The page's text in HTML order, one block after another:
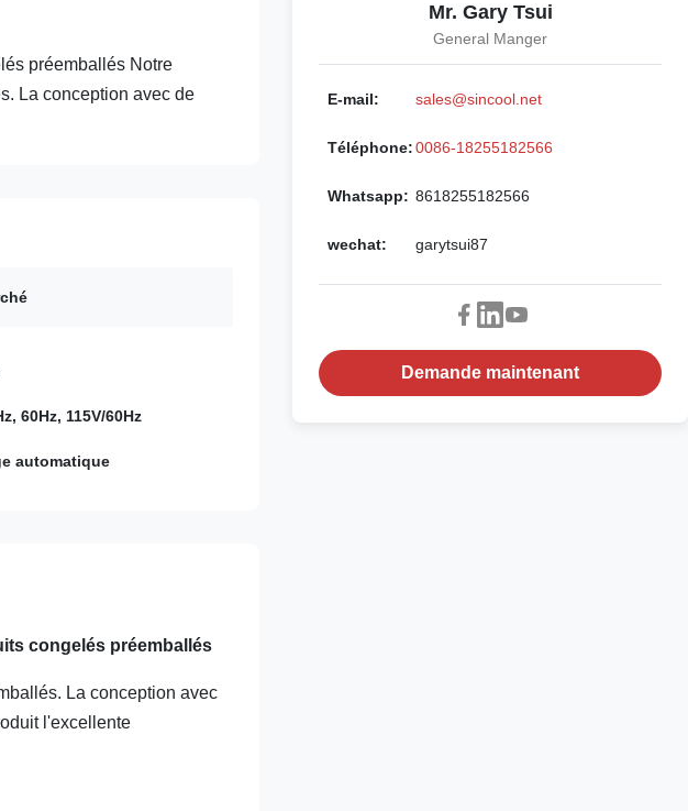
préemballés Notre
La conception avec de
60Hz, 115V/60Hz
automatique
congelés préemballés
La conception avec
l'excellente
Mr. Gary Tsui
General Manger
E-mail: sales@sincool.net
Téléphone:0086-18255182566
Whatsapp: 8618255182566
wechat: garytsui87
Demande maintenant